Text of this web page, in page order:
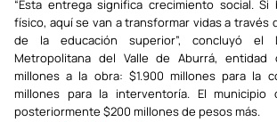
“Esta entrega significa crecimiento social.
físico, aquí se van a transformar vidas a través
de la educación superior”, concluyó el
Metropolitana del Valle de Aburrá,
millones a la obra: $1.900 millones para la
millones para la interventoría. El municipio
posteriormente $200 millones de pesos más.